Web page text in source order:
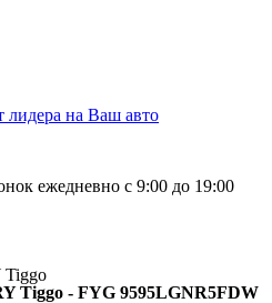
лидера на Ваш авто
ежедневно с 9:00 до 19:00
Tiggo
Tiggo - FYG 9595LGNR5FDW